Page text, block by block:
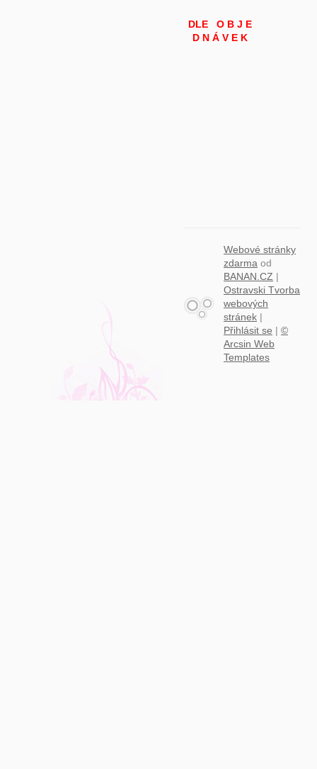
DLEO B J E
D N Á V E K
Webové stránky
zdarma od
BANAN.CZ |
Ostravski Tvorba
webových
stránek |
Přihlásit se | ©
Arcsin Web
Templates